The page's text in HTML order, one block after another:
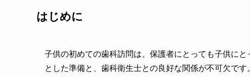
はじめに
子供の初めての歯科訪問は、保護者にとっても子供に
とした準備と、歯科衛生士との良好な関係が不可欠で